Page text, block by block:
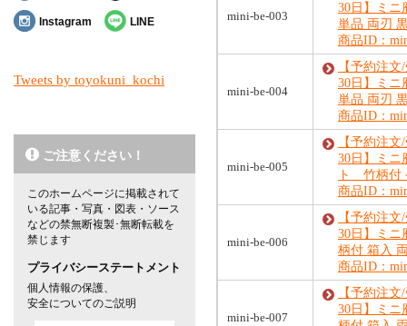
mini-be-003
30日】ミニ
単品 両刃
商品ID：
mini-be-004
【予約注
30日】ミニ
単品 両刃
商品ID：
mini-be-005
【予約注
30日】ミニ
ト 竹柄付
商品ID：
mini-be-006
【予約注
30日】ミニ
柄付 箱入
商品ID：
mini-be-007
【予約注
30日】ミニ
Instagram LINE
Tweets by toyokuni_kochi
ご注意ください！
このホームページに掲載されて
いる記事・写真・図表・ソース
などの禁無断複製･無断転載を
禁じます
プライバシーステートメント
個人情報の保護、
安全についてのご説明